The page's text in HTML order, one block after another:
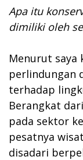
Apa itu
dimiliki oleh
Menurut saya
perlindungan
terhadap
Berangkat
pada sektor
pesatnya
disadari